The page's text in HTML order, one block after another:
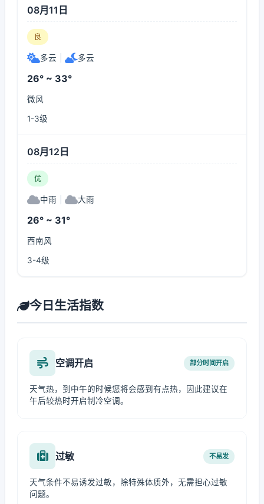
08月11日
良
多云 多云
26° ~ 33°
微风
1-3级
08月12日
优
中雨 大雨
26° ~ 31°
西南风
3-4级
今日生活指数
空调开启 部分时间开启
天气热，到中午的时候您将会感到有点热，因此建议在
午后较热时开启制冷空调。
过敏 不易发
天气条件不易诱发过敏，除特殊体质外，无需担心过敏
问题。